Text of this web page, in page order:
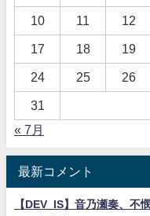
10 11 12
17 18 19
24 25 26
31
« 7月
最新コメント
【DEV_IS】音乃瀬奏、不